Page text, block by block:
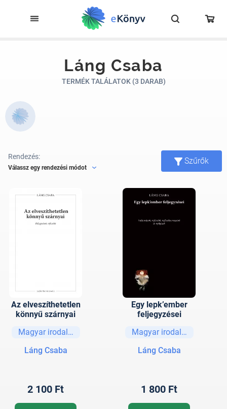
Láng Csaba
TERMÉK TALÁLATOK (3 DARAB)
Rendezés:
Válassz egy rendezési módot
Szűrők
Az elveszíthetetlen
könnyű szárnyai
Magyar irodalom
Láng Csaba
2 100 Ft
Egy lepk’ember
feljegyzései
Magyar irodalom
Láng Csaba
1 800 Ft